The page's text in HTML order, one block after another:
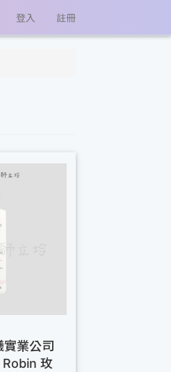
登入 註冊
實業公司
玫